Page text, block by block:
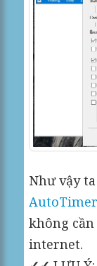
Như vậy
AutoTimer
không
internet.